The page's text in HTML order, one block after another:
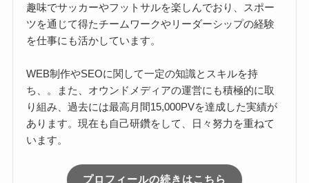
趣味でサッカーやフットサルを楽しんでおり、スポー
ツを通じて得たチームワークやリーダーシップの経験
を仕事にも活かしています。
WEB制作やSEOに関して一定の知識とスキルを持
ち、。また、オウンドメディアの運営にも積極的に取
り組み、過去には最高月間15,000PVを達成した実績が
あります。現在も自己研鑽をして、日々努力を重ねて
います。
プロフィールの続きはこちら